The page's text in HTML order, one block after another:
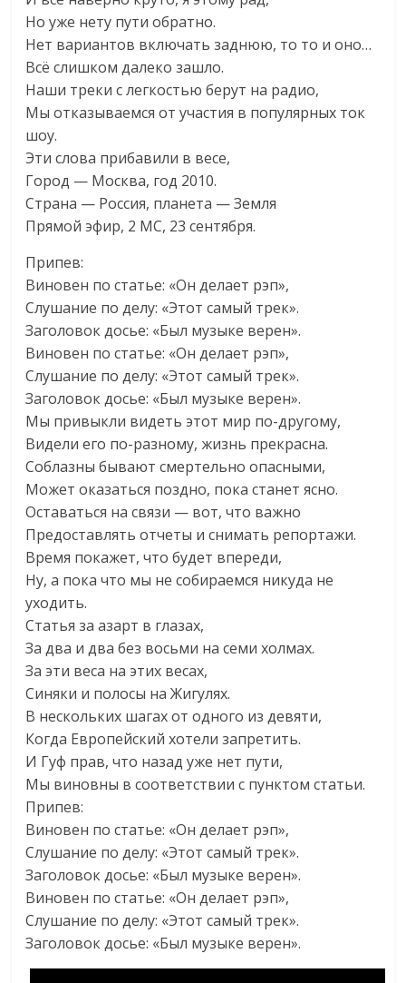
Но уже нету пути обратно.
Нет вариантов включать заднюю, то то и оно…
Всё слишком далеко зашло.
Наши треки с легкостью берут на радио,
Мы отказываемся от участия в популярных ток
шоу.
Эти слова прибавили в весе,
Город — Москва, год 2010.
Страна — Россия, планета — Земля
Прямой эфир, 2 МС, 23 сентября.
Припев:
Виновен по статье: «Он делает рэп»,
Слушание по делу: «Этот самый трек».
Заголовок досье: «Был музыке верен».
Виновен по статье: «Он делает рэп»,
Слушание по делу: «Этот самый трек».
Заголовок досье: «Был музыке верен».
Мы привыкли видеть этот мир по-другому,
Видели его по-разному, жизнь прекрасна.
Соблазны бывают смертельно опасными,
Может оказаться поздно, пока станет ясно.
Оставаться на связи — вот, что важно
Предоставлять отчеты и снимать репортажи.
Время покажет, что будет впереди,
Ну, а пока что мы не собираемся никуда не
уходить.
Статья за азарт в глазах,
За два и два без восьми на семи холмах.
За эти веса на этих весах,
Синяки и полосы на Жигулях.
В нескольких шагах от одного из девяти,
Когда Европейский хотели запретить.
И Гуф прав, что назад уже нет пути,
Мы виновны в соответствии с пунктом статьи.
Припев:
Виновен по статье: «Он делает рэп»,
Слушание по делу: «Этот самый трек».
Заголовок досье: «Был музыке верен».
Виновен по статье: «Он делает рэп»,
Слушание по делу: «Этот самый трек».
Заголовок досье: «Был музыке верен».